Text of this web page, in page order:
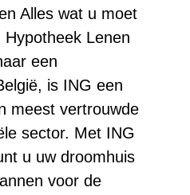
Alles wat u moet
Lenen
een
is ING een
meest vertrouwde
sector. Met ING
u uw droomhuis
voor de